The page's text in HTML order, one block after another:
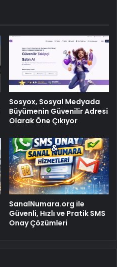
Sosyox, Sosyal Medyada
Büyümenin Güvenilir Adresi
Olarak Öne Çıkıyor
SanalNumara.org ile
Güvenli, Hızlı ve Pratik SMS
Onay Çözümleri